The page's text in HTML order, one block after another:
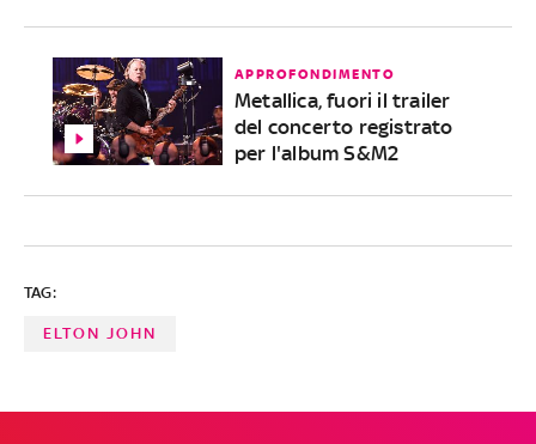
APPROFONDIMENTO
Metallica, fuori il trailer
del concerto registrato
per l'album S&M2
TAG:
ELTON JOHN